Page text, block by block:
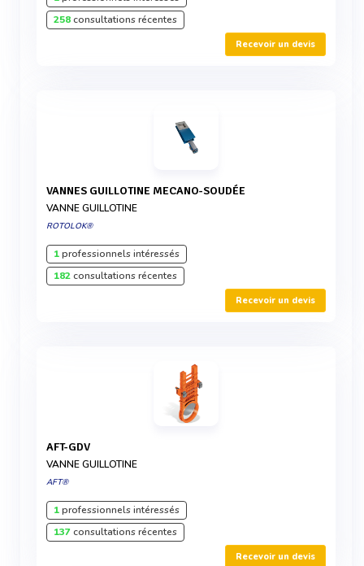
258consultations récentes
Recevoir un devis
VANNES GUILLOTINE MECANO-SOUDÉE
VANNE GUILLOTINE
ROTOLOK®
1professionnels intéressés
182consultations récentes
Recevoir un devis
AFT-GDV
VANNE GUILLOTINE
AFT®
1professionnels intéressés
137consultations récentes
Recevoir un devis